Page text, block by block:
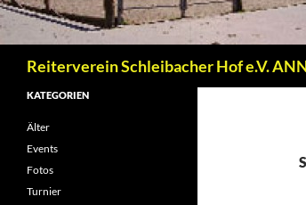
Reiterverein Schleibacher Hof e.V.
KATEGORIEN
Älter
Events
Fotos
Turnier